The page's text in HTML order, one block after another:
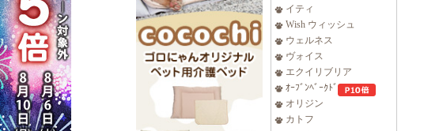
イティ
Wish ウィッシュ
ウェルネス
ヴォイス
エクイリブリア
ｵｰﾌﾞﾝﾍﾞｰｸﾄﾞ
オリジン
カトフ